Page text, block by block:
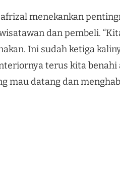
menekankan
dan pembeli.
Ini sudah ketiga
terus kita
mau datang dan